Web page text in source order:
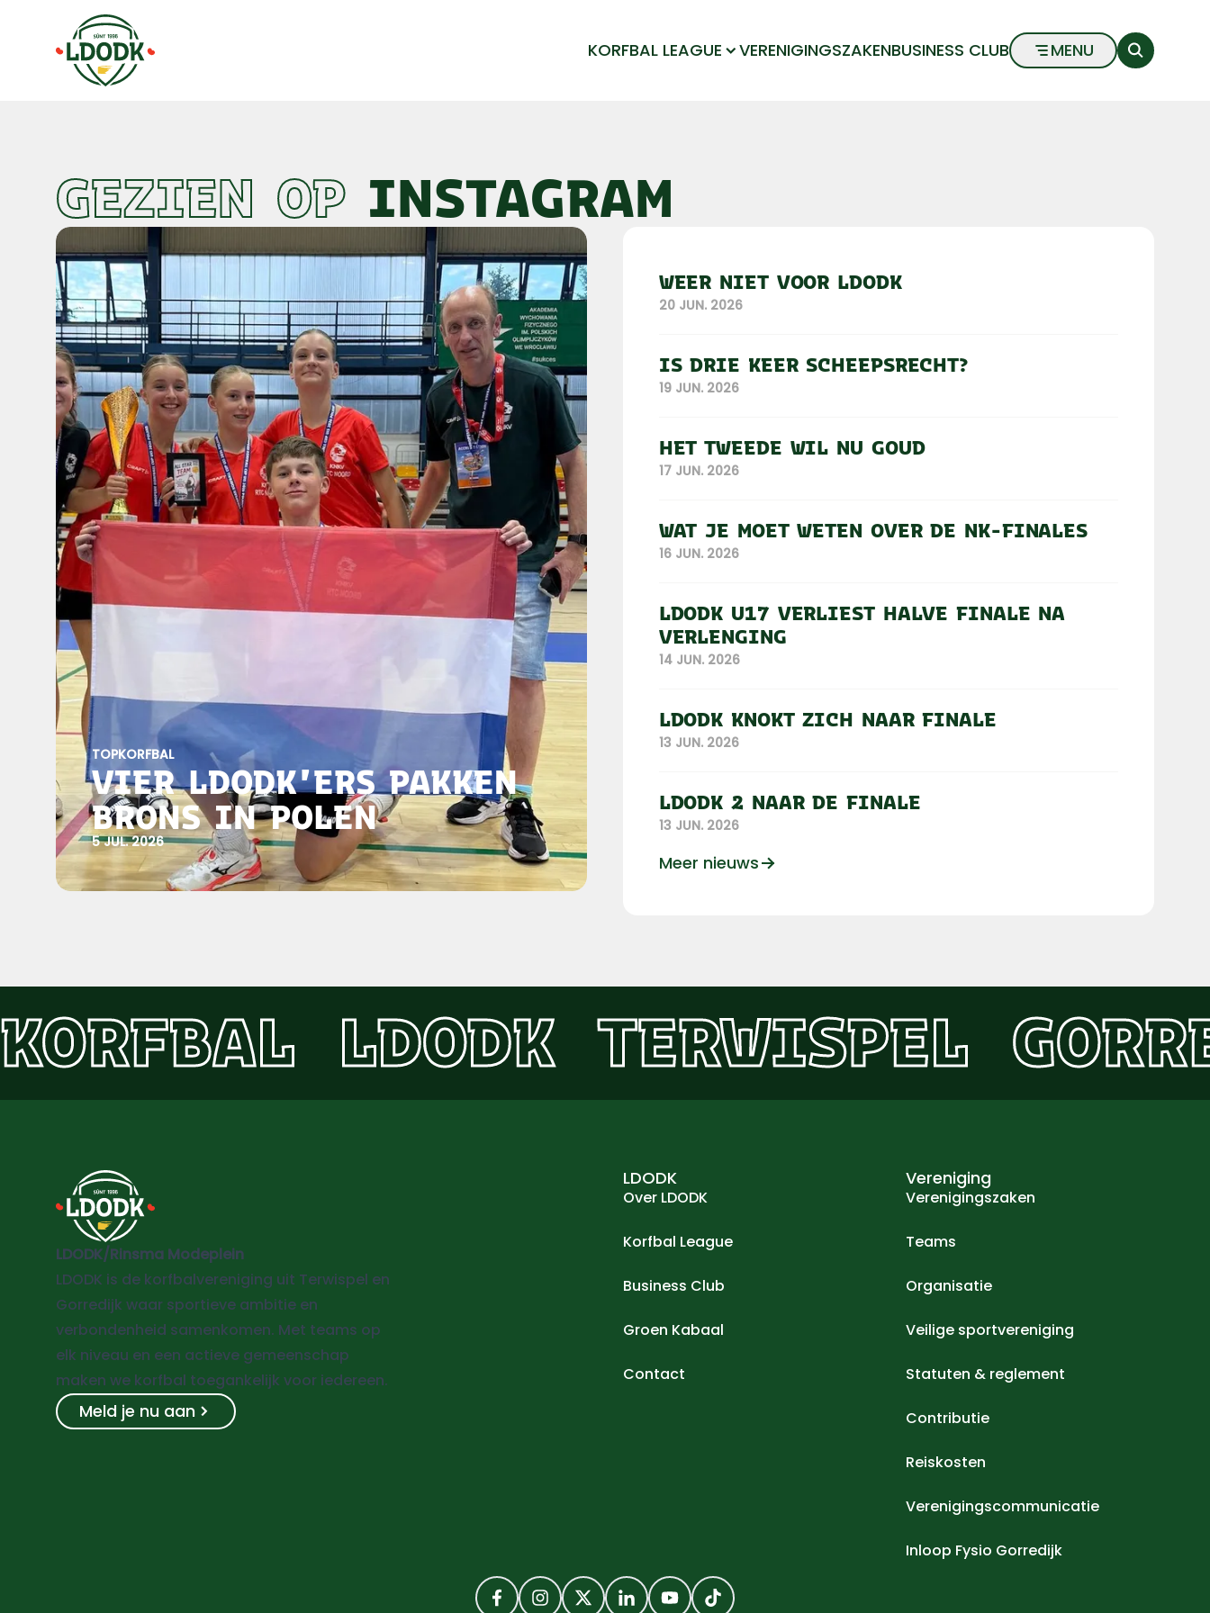
Naar hoofdinhoud
Naar voettekst
Link in bio - LDODK
KORFBAL LEAGUE VERENIGINGSZAKENBUSINESS CLUB MENU
GEZIEN OP INSTAGRAM
TOPKORFBAL
VIER LDODK'ERS PAKKEN
BRONS IN POLEN
5 JUL. 2026
WEER NIET VOOR LDODK
20 JUN. 2026
IS DRIE KEER SCHEEPSRECHT?
19 JUN. 2026
HET TWEEDE WIL NU GOUD
17 JUN. 2026
WAT JE MOET WETEN OVER DE NK-FINALES
16 JUN. 2026
LDODK U17 VERLIEST HALVE FINALE NA
VERLENGING
14 JUN. 2026
LDODK KNOKT ZICH NAAR FINALE
13 JUN. 2026
LDODK 2 NAAR DE FINALE
13 JUN. 2026
Meer nieuws
KORFBAL LDODK TERWISPEL
LDODK/Rinsma Modeplein
LDODK is de korfbalvereniging uit Terwispel en
Gorredijk waar sportieve ambitie en
verbondenheid samenkomen. Met teams op
elk niveau en een actieve gemeenschap
maken we korfbal toegankelijk voor iedereen.
Meld je nu aan
LDODK
Over LDODK
Korfbal League
Business Club
Groen Kabaal
Contact
Vereniging
Verenigingszaken
Teams
Organisatie
Veilige sportvereniging
Statuten & reglement
Contributie
Reiskosten
Verenigingscommunicatie
Inloop Fysio Gorredijk
FacebookInstagram
TwitterLinkedInYouTubeTikTok